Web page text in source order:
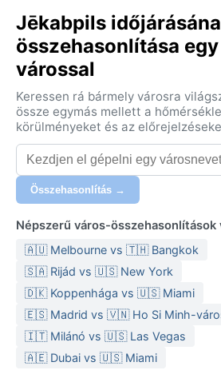
A város éghajlata a nedves
típusba tartozik, amelyet hideg,
mérsékelten meleg, csapadékos
hótakaró decembertől márciusig
kellemesek, 20-25 °C körüli
a záporok és zivatarok. A
magas, a csapadék éves
között mozog. Utazáshoz réteges
télen vastag kabát, sapka és
esőkabát és hosszú ujjú pólók.
A legkedvezőbb időszak a
és kora őszi hónapok (május vége,
amikor a hőmérséklet kellemes, a
és a természet színei a
jelenségek közül a téli hóviharok és
áradások (a Daugava jégzajlása)
amelyek időnként akadályozzák a
Jēkabpils
összehasonlítása
várossal
Keressen rá bármely városra
össze egymás mellett a
körülményeket és az
Összehasonlítás →
Népszerű város-összehasonlítások
🇦🇺 Melbourne vs 🇹🇭 Bangkok
🇸🇦 Rijád vs 🇺🇸 New York
🇩🇰 Koppenhága vs 🇺🇸 Miami
🇪🇸 Madrid vs 🇻🇳 Ho Si Minh-
🇮🇹 Milánó vs 🇺🇸 Las Vegas
🇦🇪 Dubai vs 🇺🇸 Miami